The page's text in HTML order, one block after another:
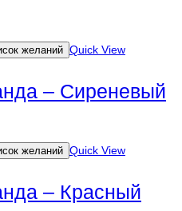
желаний Quick View
– Сиреневый
желаний Quick View
– Красный